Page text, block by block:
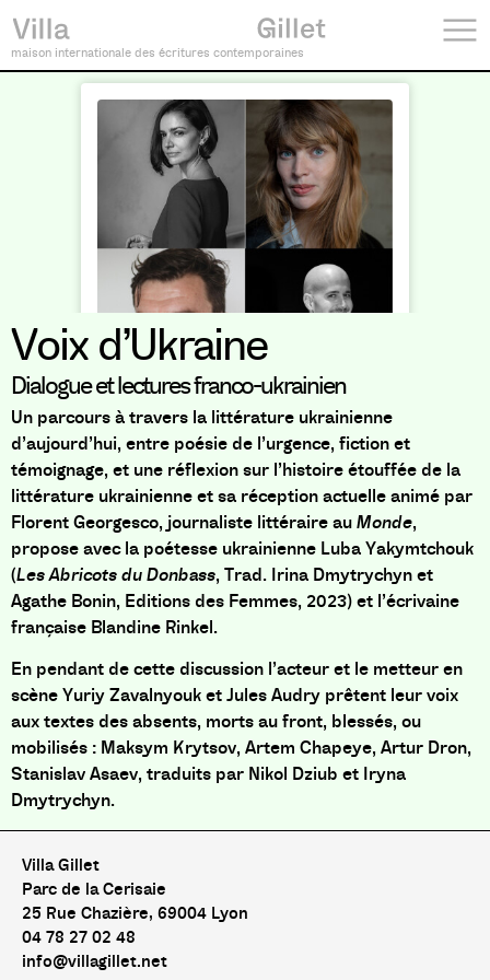
maison internationale des écritures contemporaines
Voix d’Ukraine
Dialogue et lectures franco-ukrainien
Un parcours à travers la littérature ukrainienne
d’aujourd’hui, entre poésie de l’urgence, fiction et
témoignage, et une réflexion sur l’histoire étouffée de la
littérature ukrainienne et sa réception actuelle animé par
Florent Georgesco, journaliste littéraire auMonde,
propose avec la poétesse ukrainienne Luba Yakymtchouk
(Les Abricots du Donbass, Trad. Irina Dmytrychyn et
Agathe Bonin, Editions des Femmes, 2023) et l’écrivaine
française Blandine Rinkel.
En pendant de cette discussion l’acteur et le metteur en
scène Yuriy Zavalnyouk et Jules Audry prêtent leur voix
aux textes des absents, morts au front, blessés, ou
mobilisés : Maksym Krytsov, Artem Chapeye, Artur Dron,
Stanislav Asaev, traduits par Nikol Dziub et Iryna
Dmytrychyn.
Villa Gillet
Parc de la Cerisaie
25 Rue Chazière, 69004 Lyon
04 78 27 02 48
info@villagillet.net